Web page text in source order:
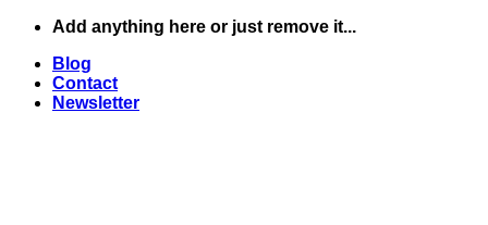
Skip
content
Add anything here or just remove it...
Blog
Contact
Newsletter